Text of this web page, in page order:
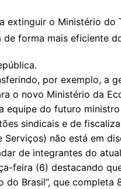
o Ministério do
forma mais eficiente
por exemplo, a
o novo Ministério da
do futuro ministro
sindicais e de
não está em
de integrantes do
feira (6) destacando
Brasil”, que completa